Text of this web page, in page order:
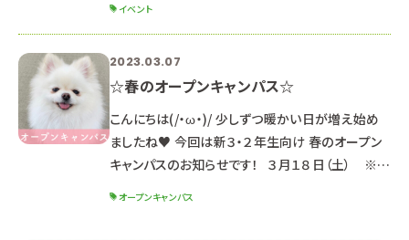
ント☆ オープンキャンパスとは異なり、少人数制の
体験イベントです♪ 進路研究を始めたばかりの方
も大丈夫！ ルネサンスの雰囲気が分かります(/・
ω・)/ ☆スケジュール☆ ３月２５日（土）１３：３０～
（受
イベント
2023.03.07
☆春のオープンキャンパス☆
こんにちは(/・ω・)/ 少しずつ暖かい日が増え始め
ましたね♥ 今回は新３・２年生向け 春のオープン
キャンパスのお知らせです！ ３月１８日（土） ※定
オープンキャンパス